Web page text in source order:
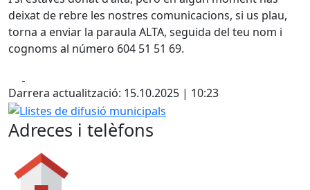
deixat de rebre les nostres comunicacions, si us plau,
torna a enviar la paraula ALTA, seguida del teu nom i
cognoms al número 604 51 51 69.
Darrera actualització: 15.10.2025 | 10:23
Llistes de difusió municipals
Adreces i telèfons